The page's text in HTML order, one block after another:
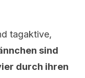
tagaktive,
sind
durch ihren